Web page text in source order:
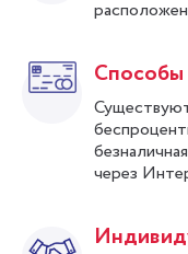
Способы
через